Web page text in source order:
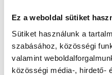
Ez a weboldal sütiket
Sütiket használunk a
szabásához, közösségi
valamint
közösségi média-, hirdető-